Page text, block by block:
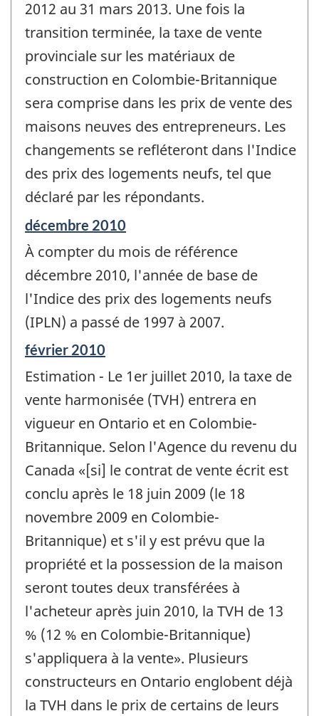
2012 au 31 mars 2013. Une fois la
transition terminée, la taxe de vente
provinciale sur les matériaux de
construction en Colombie-Britannique
sera comprise dans les prix de vente des
maisons neuves des entrepreneurs. Les
changements se refléteront dans l'Indice
des prix des logements neufs, tel que
déclaré par les répondants.
Période
de
référence
de
-
décembre 2010
À compter du mois de référence
décembre 2010, l'année de base de
l'Indice des prix des logements neufs
(IPLN) a passé de 1997 à 2007.
Période
référence
de
-
février 2010
Estimation - Le 1er juillet 2010, la taxe de
vente harmonisée (TVH) entrera en
vigueur en Ontario et en Colombie-
Britannique. Selon l'Agence du revenu du
Canada «[si] le contrat de vente écrit est
conclu après le 18 juin 2009 (le 18
novembre 2009 en Colombie-
Britannique) et s'il y est prévu que la
propriété et la possession de la maison
seront toutes deux transférées à
l'acheteur après juin 2010, la TVH de 13
% (12 % en Colombie-Britannique)
s'appliquera à la vente». Plusieurs
constructeurs en Ontario englobent déjà
la TVH dans le prix de certains de leurs